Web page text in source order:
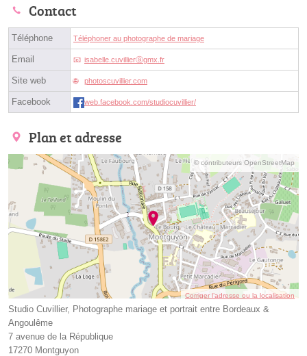
Contact
Téléphone Téléphoner au photographe de mariage
Email isabelle.cuvillierⓐgmx.fr
Site web photoscuvillier.com
Facebook web.facebook.com/studiocuvillier/
Plan et adresse
© contributeurs OpenStreetMap
Corriger l’adresse ou la localisation
Studio Cuvillier, Photographe mariage et portrait entre Bordeaux &
Angoulême
7 avenue de la République
17270 Montguyon